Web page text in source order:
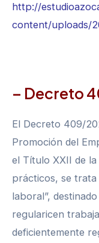
http://
content/uploads/
– Decreto
El Decreto 409/
Promoción del
el Título XXII de
prácticos, se trata
laboral”,
regularicen
deficientemente